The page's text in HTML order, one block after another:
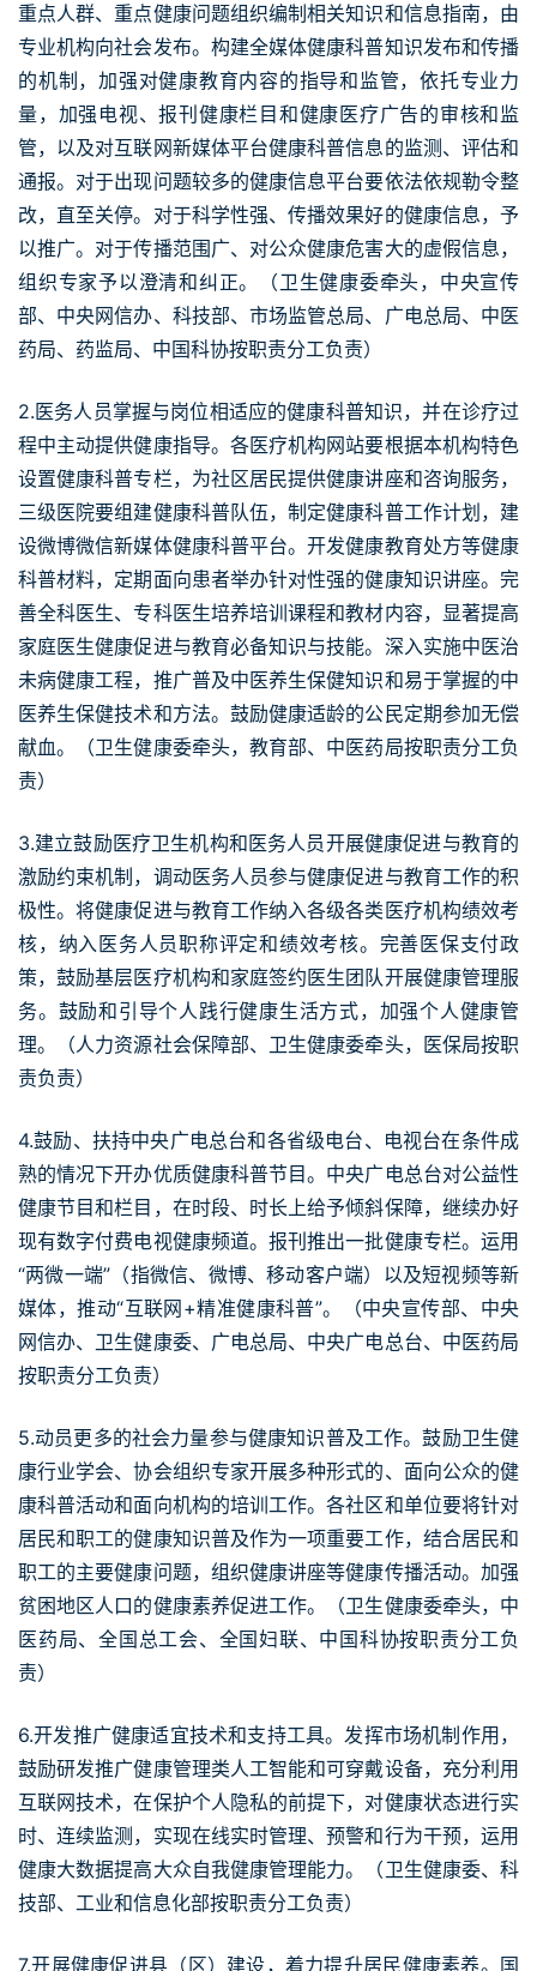
重点人群、重点健康问题组织编制相关知识和信息指南，由
专业机构向社会发布。构建全媒体健康科普知识发布和传播
的机制，加强对健康教育内容的指导和监管，依托专业力
量，加强电视、报刊健康栏目和健康医疗广告的审核和监
管，以及对互联网新媒体平台健康科普信息的监测、评估和
通报。对于出现问题较多的健康信息平台要依法依规勒令整
改，直至关停。对于科学性强、传播效果好的健康信息，予
以推广。对于传播范围广、对公众健康危害大的虚假信息，
组织专家予以澄清和纠正。（卫生健康委牵头，中央宣传
部、中央网信办、科技部、市场监管总局、广电总局、中医
药局、药监局、中国科协按职责分工负责）
2.医务人员掌握与岗位相适应的健康科普知识，并在诊疗过
程中主动提供健康指导。各医疗机构网站要根据本机构特色
设置健康科普专栏，为社区居民提供健康讲座和咨询服务，
三级医院要组建健康科普队伍，制定健康科普工作计划，建
设微博微信新媒体健康科普平台。开发健康教育处方等健康
科普材料，定期面向患者举办针对性强的健康知识讲座。完
善全科医生、专科医生培养培训课程和教材内容，显著提高
家庭医生健康促进与教育必备知识与技能。深入实施中医治
未病健康工程，推广普及中医养生保健知识和易于掌握的中
医养生保健技术和方法。鼓励健康适龄的公民定期参加无偿
献血。（卫生健康委牵头，教育部、中医药局按职责分工负
责）
3.建立鼓励医疗卫生机构和医务人员开展健康促进与教育的
激励约束机制，调动医务人员参与健康促进与教育工作的积
极性。将健康促进与教育工作纳入各级各类医疗机构绩效考
核，纳入医务人员职称评定和绩效考核。完善医保支付政
策，鼓励基层医疗机构和家庭签约医生团队开展健康管理服
务。鼓励和引导个人践行健康生活方式，加强个人健康管
理。（人力资源社会保障部、卫生健康委牵头，医保局按职
责负责）
4.鼓励、扶持中央广电总台和各省级电台、电视台在条件成
熟的情况下开办优质健康科普节目。中央广电总台对公益性
健康节目和栏目，在时段、时长上给予倾斜保障，继续办好
现有数字付费电视健康频道。报刊推出一批健康专栏。运用
“两微一端”（指微信、微博、移动客户端）以及短视频等新
媒体，推动“互联网+精准健康科普”。（中央宣传部、中央
网信办、卫生健康委、广电总局、中央广电总台、中医药局
按职责分工负责）
5.动员更多的社会力量参与健康知识普及工作。鼓励卫生健
康行业学会、协会组织专家开展多种形式的、面向公众的健
康科普活动和面向机构的培训工作。各社区和单位要将针对
居民和职工的健康知识普及作为一项重要工作，结合居民和
职工的主要健康问题，组织健康讲座等健康传播活动。加强
贫困地区人口的健康素养促进工作。（卫生健康委牵头，中
医药局、全国总工会、全国妇联、中国科协按职责分工负
责）
6.开发推广健康适宜技术和支持工具。发挥市场机制作用，
鼓励研发推广健康管理类人工智能和可穿戴设备，充分利用
互联网技术，在保护个人隐私的前提下，对健康状态进行实
时、连续监测，实现在线实时管理、预警和行为干预，运用
健康大数据提高大众自我健康管理能力。（卫生健康委、科
技部、工业和信息化部按职责分工负责）
7.开展健康促进县（区）建设，着力提升居民健康素养。国